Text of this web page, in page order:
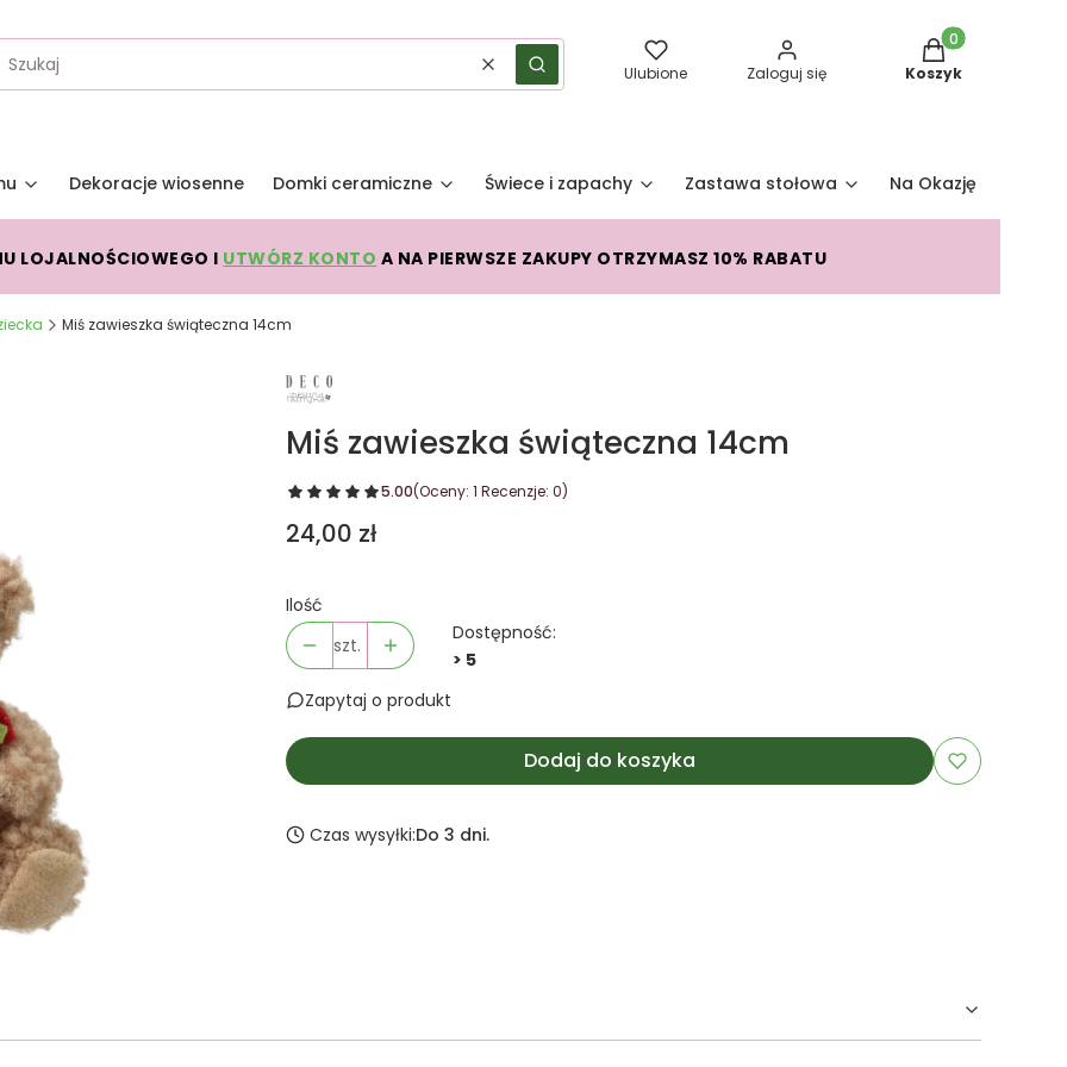
WyczyśćSzukaj Ulubione Zaloguj się
Produkty w
Koszyk
Dekoracje wiosenne Domki ceramiczne Świece i zapachy Zastawa stołowa Na Okazję
LOJALNOŚCIOWEGO I UTWÓRZ KONTO A NA PIERWSZE ZAKUPY OTRZYMASZ 10% RABATU
Miś zawieszka świąteczna 14cm
Miś zawieszka świąteczna 14cm
5.00(Oceny: 1 Recenzje: 0)
Cena
24,00 zł
Ilość
szt.
Dostępność:
> 5
Zapytaj o produkt
Dodaj do koszyka
Czas wysyłki:Do 3 dni.